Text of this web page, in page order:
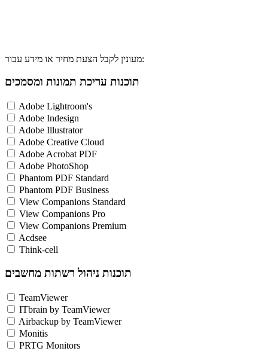
מעונין לקבל הצעת מחיר או מידע עבור:
תוכנות עריכת תמונות ומסמכים
Adobe Lightroom's
Adobe Indesign
Adobe Illustrator
Adobe Creative Cloud
Adobe Acrobat PDF
Adobe PhotoShop
Phantom PDF Standard
Phantom PDF Business
View Companions Standard
View Companions Pro
View Companions Premium
Acdsee
Think-cell
תוכנות ניהול רשתות מחשבים
TeamViewer
ITbrain by TeamViewer
Airbackup by TeamViewer
Monitis
PRTG Monitors